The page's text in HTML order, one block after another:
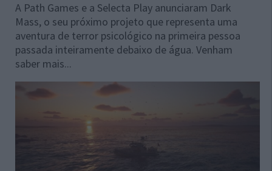
A Path Games e a Selecta Play anunciaram Dark
Mass, o seu próximo projeto que representa uma
aventura de terror psicológico na primeira pessoa
passada inteiramente debaixo de água. Venham
saber mais...